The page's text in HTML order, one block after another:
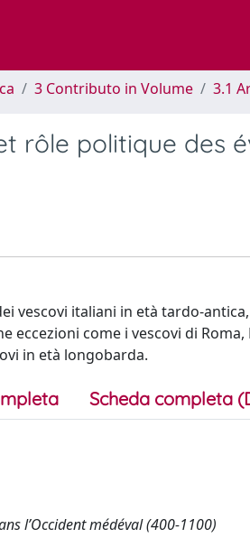
3 Contributo in Volume 3.1
rôle politique des
vescovi italiani in età tardo-
eccezioni come i vescovi di
in età longobarda.
Scheda completa
l’Occident médéval (400-1100)